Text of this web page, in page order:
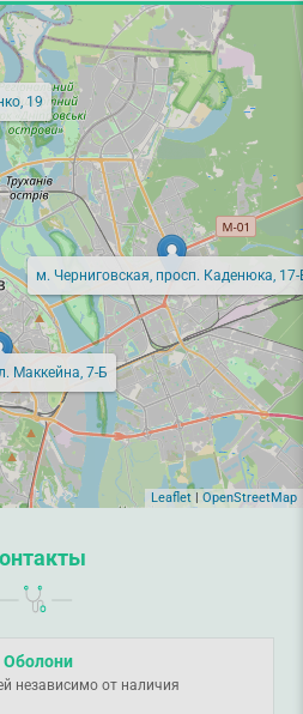
19
Маккейна, 7-Б
м. Черниговская, просп. Каденюка, 17-
Leaflet OpenStreetMap
Оболони
независимо от наличия